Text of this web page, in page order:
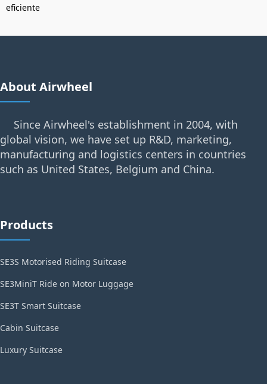
eficiente
About Airwheel
Since Airwheel's establishment in 2004, with
global vision, we have set up R&D, marketing,
manufacturing and logistics centers in countries
such as United States, Belgium and China.
Products
SE3S Motorised Riding Suitcase
SE3MiniT Ride on Motor Luggage
SE3T Smart Suitcase
Cabin Suitcase
Luxury Suitcase